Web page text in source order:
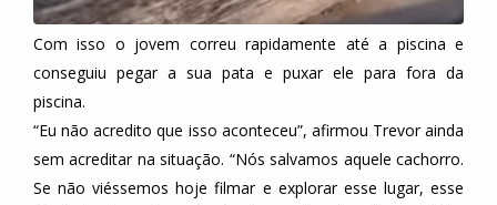
Com isso o jovem correu rapidamente até a piscina e
conseguiu pegar a sua pata e puxar ele para fora da
piscina.
“Eu não acredito que isso aconteceu”, afirmou Trevor ainda
sem acreditar na situação. “Nós salvamos aquele cachorro.
Se não viéssemos hoje filmar e explorar esse lugar, esse